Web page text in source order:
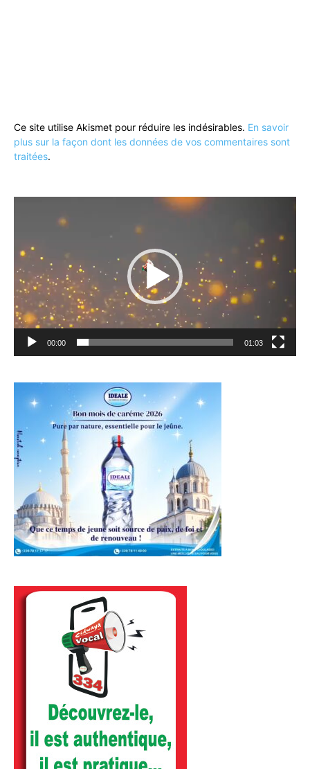
Ce site utilise Akismet pour réduire les indésirables. En savoir
plus sur la façon dont les données de vos commentaires sont
traitées.
00:00 01:03